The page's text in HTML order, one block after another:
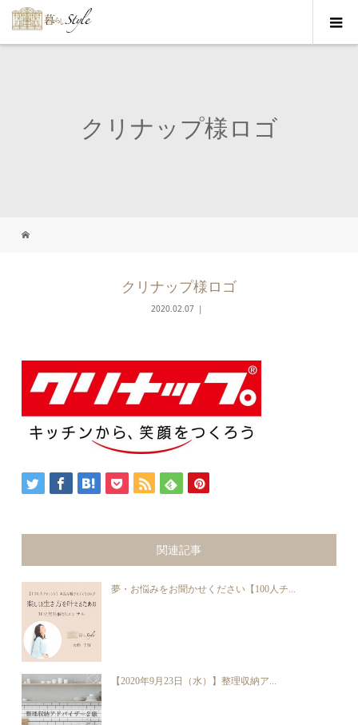
クリナップ様ロゴ
クリナップ様ロゴ
2020.02.07
関連記事
夢・お悩みをお聞かせください【100人チ...
【2020年9月23日（水）】整理収納ア...